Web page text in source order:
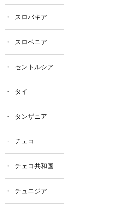
スロバキア
スロベニア
セントルシア
タイ
タンザニア
チェコ
チェコ共和国
チュニジア